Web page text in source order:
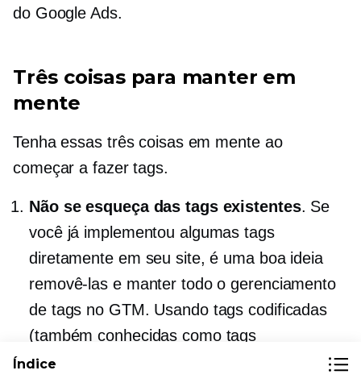
do Google Ads.
Três coisas para manter em
mente
Tenha essas três coisas em mente ao
começar a fazer tags.
Não se esqueça das tags existentes. Se
você já implementou algumas tags
diretamente em seu site, é uma boa ideia
removê-las e manter todo o gerenciamento
de tags no GTM. Usando tags codificadas
(também conhecidas como tags
incorporadas ao seu site)
Índice